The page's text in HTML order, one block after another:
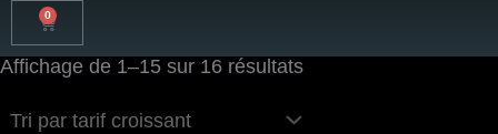
0
Panier
Affichage de 1–15 sur 16 résultats